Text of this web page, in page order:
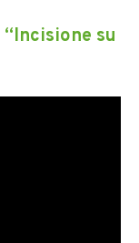
“Incisione su